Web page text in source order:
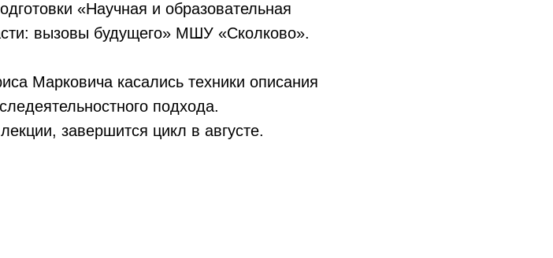
«Научная и образовательная
вызовы будущего» МШУ «Сколково».
Марковича касались техники описания
подхода.
завершится цикл в августе.